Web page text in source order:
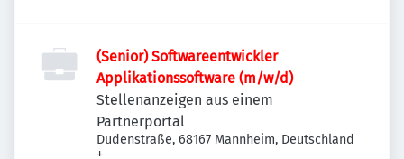
(Senior) Softwareentwickler
Applikationssoftware (m/w/d)
Stellenanzeigen aus einem
Partnerportal
Dudenstraße, 68167 Mannheim, Deutschland
+